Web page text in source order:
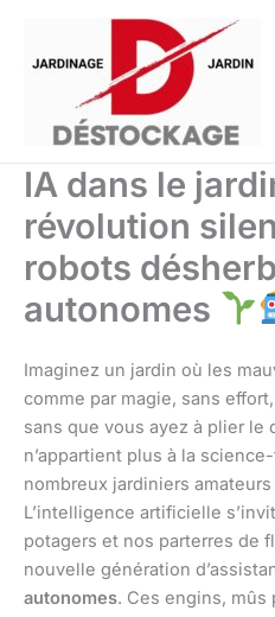
contenu
IA dans le
révolution
robots
autonomes
Imaginez un jardin où les
comme par magie, sans
sans que vous ayez à plier le
n’appartient plus à la
nombreux jardiniers
L’intelligence artificielle
potagers et nos parterres de
nouvelle génération
autonomes. Ces engins, mûs